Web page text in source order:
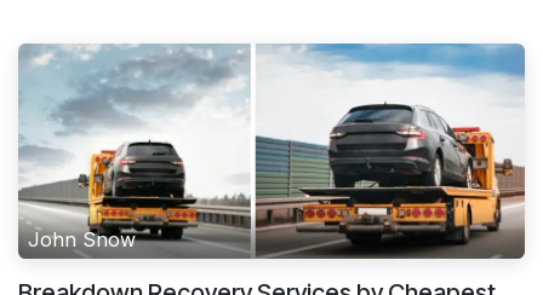
John Snow